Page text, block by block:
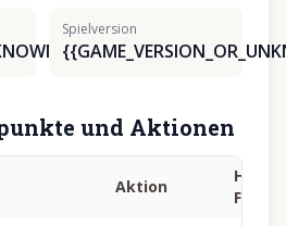
Spielversion
und Aktionen
Aktion
Fehler